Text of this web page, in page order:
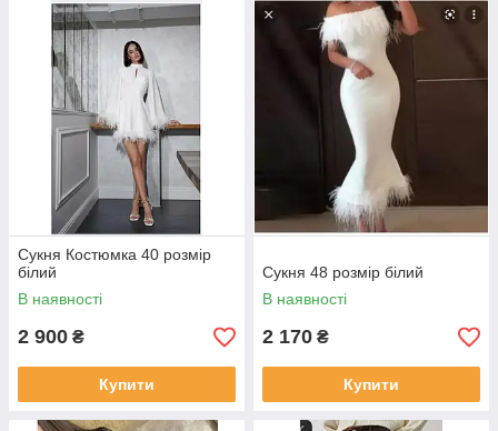
Сукня Костюмка 40 розмір
білий
В наявності
2 900 ₴
Купити
Сукня 48 розмір білий
В наявності
2 170 ₴
Купити